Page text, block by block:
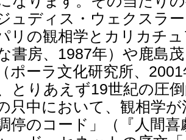
ュディス・ウェクスラ
リの観相学とカリカチ
書房、1987年）や鹿島
ポーラ文化研究所、
とりあえず19世紀の圧
只中において、観相学
停のコード」（『人間